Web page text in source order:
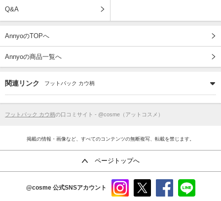
Q&A
AnnyoのTOPへ
Annyoの商品一覧へ
関連リンク フットパック カウ柄
フットパック カウ柄の口コミサイト - @cosme（アットコスメ）
掲載の情報・画像など、すべてのコンテンツの無断複写、転載を禁じます。
ページトップへ
@cosme 公式SNSアカウント